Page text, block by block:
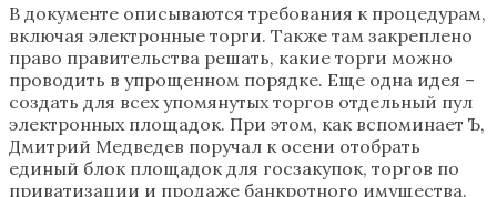
В документе описываются требования к процедурам,
включая электронные торги. Также там закреплено
право правительства решать, какие торги можно
проводить в упрощенном порядке. Еще одна идея –
создать для всех упомянутых торгов отдельный пул
электронных площадок. При этом, как вспоминает Ъ,
Дмитрий Медведев поручал к осени отобрать
единый блок площадок для госзакупок, торгов по
приватизации и продаже банкротного имущества.